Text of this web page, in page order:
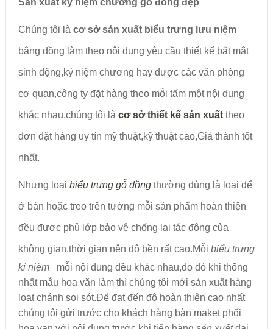
Sản xuất kỷ niệm chương gỗ đồng đẹp
Chúng tôi là cơ sở sản xuất biểu trưng lưu niệm
bằng đồng làm theo nội dung yêu cầu thiết kế bắt mắt
sinh động,kỷ niệm chương hay được các văn phòng
cơ quan,công ty đặt hàng theo mỗi tấm một nội dung
khác nhau,chúng tôi là cơ sở thiết kế sản xuất theo
đơn đặt hàng uy tín mỹ thuật,kỹ thuật cao,Giá thành tốt
nhất.
Nhựng loại biểu trưng gỗ đồng thường dùng là loại để
ở bàn hoặc treo trên tường mỗi sản phẩm hoàn thiện
đều được phủ lớp bảo vệ chống lại tác động của
không gian,thời gian nên độ bền rất cao.Mỗi biểu trưng
kỉ niệm
mỗi nội dung đều khác nhau,do đó khi thống
nhất mẫu hoa văn làm thì chúng tôi mới sản xuất hàng
loạt chánh soi sót.Để đạt đến độ hoàn thiện cao nhất
chúng tôi gửi trước cho khách hàng bàn maket phối